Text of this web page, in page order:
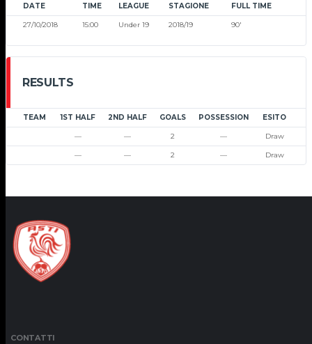
DATE TIME LEAGUE STAGIONE FULL TIME
27/10/2018 15:00 Under 19 2018/19 90'
RESULTS
TEAM 1ST HALF 2ND HALF GOALS POSSESSION ESITO
— — 2 — Draw
— — 2 — Draw
CONTATTI